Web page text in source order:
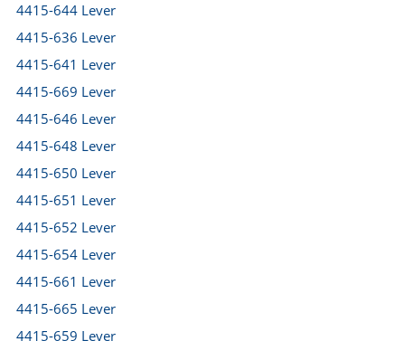
4415-644 Lever
4415-636 Lever
4415-641 Lever
4415-669 Lever
4415-646 Lever
4415-648 Lever
4415-650 Lever
4415-651 Lever
4415-652 Lever
4415-654 Lever
4415-661 Lever
4415-665 Lever
4415-659 Lever